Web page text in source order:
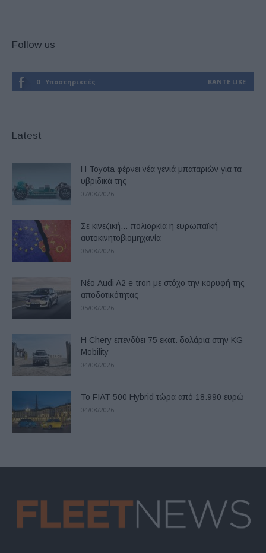
Follow us
0 Υποστηρικτές ΚΆΝΤΕ LIKE
Latest
Η Toyota φέρνει νέα γενιά μπαταριών για τα
υβριδικά της
07/08/2026
Σε κινεζική… πολιορκία η ευρωπαϊκή
αυτοκινητοβιομηχανία
06/08/2026
Νέο Audi A2 e-tron με στόχο την κορυφή της
αποδοτικότητας
05/08/2026
Η Chery επενδύει 75 εκατ. δολάρια στην KG
Mobility
04/08/2026
Το FIAT 500 Hybrid τώρα από 18.990 ευρώ
04/08/2026